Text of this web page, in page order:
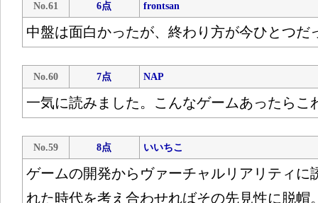
No.61 6点 frontsan
中盤は面白かったが、終わり方が今ひとつだ
No.60 7点 NAP
一気に読みました。こんなゲームあったらこ
No.59 8点 いいちこ
ゲームの開発からヴァーチャルリアリティに
れた時代を考え合わせればその先見性に脱帽